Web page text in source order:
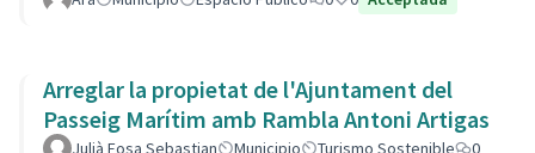
Arreglar la propietat de l'Ajuntament del
Passeig Marítim amb Rambla Antoni Artigas
Julià Fosa Sebastian Municipio Turismo Sostenible
0